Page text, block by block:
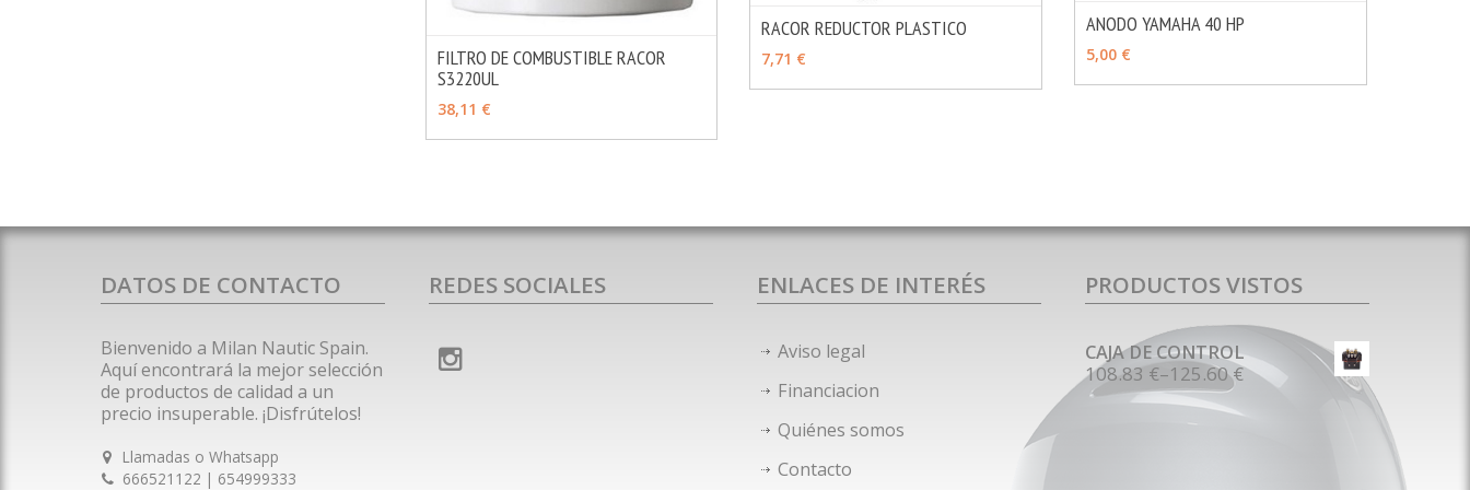
AÑADIR
FILTRO DE COMBUSTIBLE RACOR
S3220UL
38,11 €
RACOR REDUCTOR PLASTICO
7,71 €
ANODO YAMAHA 40 HP
5,00 €
DATOS DE CONTACTO
Bienvenido a Milan Nautic Spain.
Aquí encontrará la mejor selección
de productos de calidad a un
precio insuperable. ¡Disfrútelos!
Llamadas o Whatsapp
666521122 | 654999333
REDES SOCIALES ENLACES DE INTERÉS
Aviso legal
Financiacion
Quiénes somos
Contacto
PRODUCTOS VISTOS
CAJA DE CONTROL
108.83 €–125.60 €